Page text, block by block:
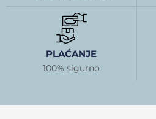
PLAĆANJE
100% sigurno